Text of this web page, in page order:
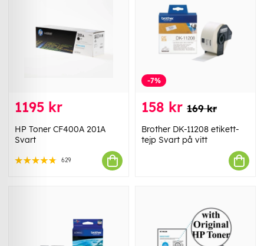
1195 kr
HP Toner CF400A 201A
Svart
629
-7%
158 kr 169 kr
Brother DK-11208 etikett-
tejp Svart på vitt